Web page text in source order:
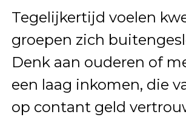
Tegelijkertijd voelen
groepen zich
Denk aan ouderen of
een laag inkomen, die
op contant geld